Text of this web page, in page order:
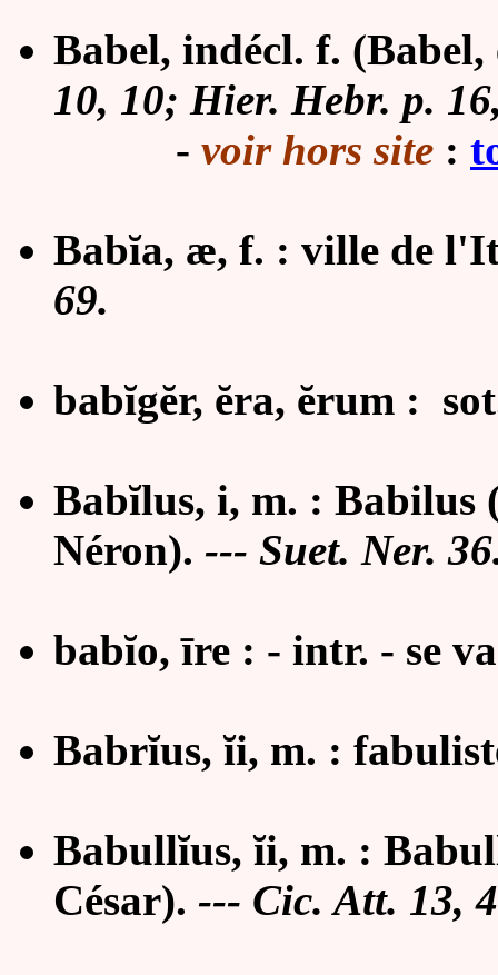
Babel, indécl. f.
10, 10; Hier. Hebr. p.
- voir hors site :
Babĭa, æ, f. : ville de
69.
babĭgĕr, ĕra, ĕrum : sot
Babĭlus, i, m. : Babilus
Néron). --- Suet. Ner.
babĭo, īre : - intr. - se
Babrĭus,ĭi, m. :
Babullĭus, ĭi, m. :
César). --- Cic. Att. 13,